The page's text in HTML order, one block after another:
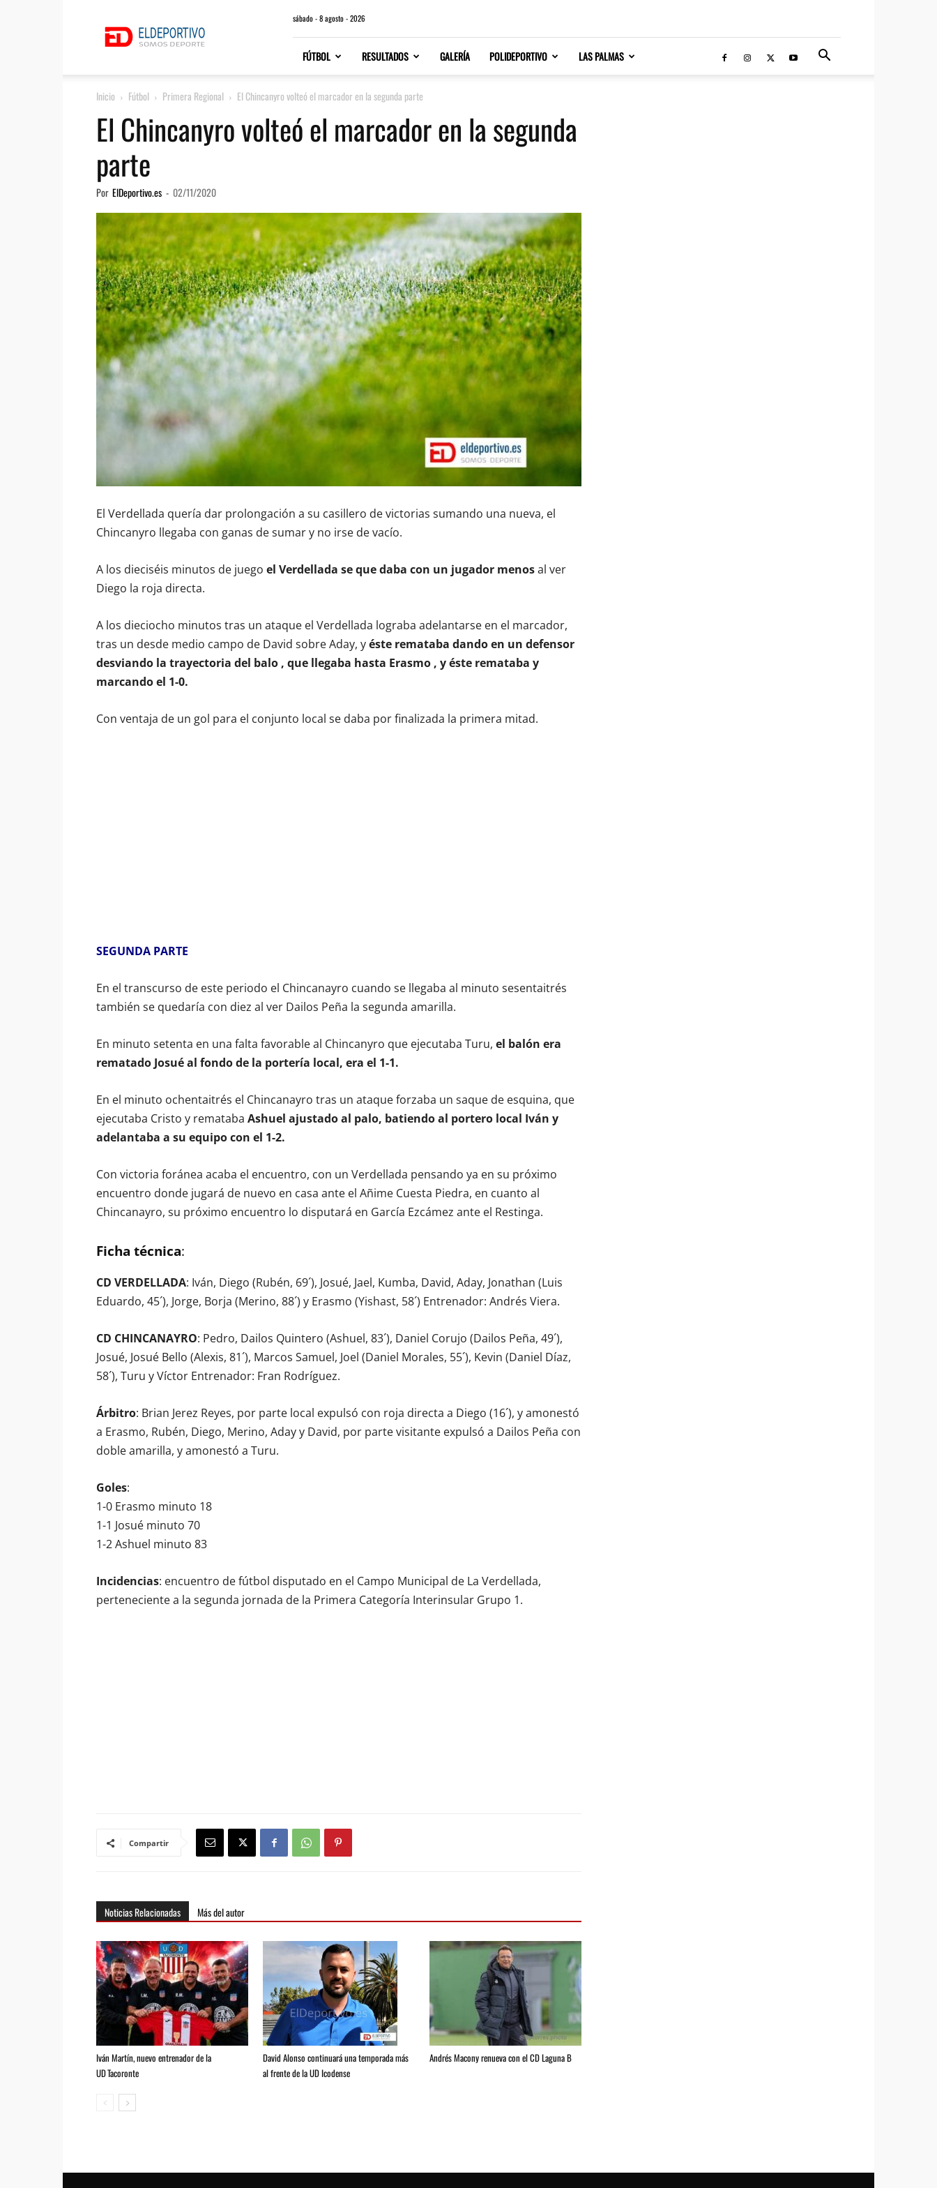
sábado - 8 agosto - 2026
FÚTBOL RESULTADOS GALERÍA POLIDEPORTIVO LAS PALMAS
Inicio Fútbol Primera Regional El Chincanyro volteó el marcador en la segunda parte
El Chincanyro volteó el marcador en la segunda
parte
Por ElDeportivo.es - 02/11/2020
El Verdellada quería dar prolongación a su casillero de victorias sumando una nueva, el
Chincanyro llegaba con ganas de sumar y no irse de vacío.
A los dieciséis minutos de juego el Verdellada se que daba con un jugador menosal ver
Diego la roja directa.
A los dieciocho minutos tras un ataque el Verdellada lograba adelantarse en el marcador,
tras un desde medio campo de David sobre Aday, yéste remataba dando en un defensor
desviando la trayectoria del balo , que llegaba hasta Erasmo , y éste remataba y
marcando el 1-0.
Con ventaja de un gol para el conjunto local se daba por finalizada la primera mitad.
SEGUNDA PARTE
En el transcurso de este periodo el Chincanayro cuando se llegaba al minuto sesentaitrés
también se quedaría con diez al ver Dailos Peña la segunda amarilla.
En minuto setenta en una falta favorable al Chincanyro que ejecutaba Turu, el balón era
rematado Josué al fondo de la portería local, era el 1-1.
En el minuto ochentaitrés el Chincanayro tras un ataque forzaba un saque de esquina, que
ejecutaba Cristo y remataba Ashuel ajustado al palo, batiendo al portero local Iván y
adelantaba a su equipo con el 1-2.
Con victoria foránea acaba el encuentro, con un Verdellada pensando ya en su próximo
encuentro donde jugará de nuevo en casa ante el Añime Cuesta Piedra, en cuanto al
Chincanayro, su próximo encuentro lo disputará en García Ezcámez ante el Restinga.
Ficha técnica:
CD VERDELLADA: Iván, Diego (Rubén, 69´), Josué, Jael, Kumba, David, Aday, Jonathan (Luis
Eduardo, 45´), Jorge, Borja (Merino, 88´) y Erasmo (Yishast, 58´) Entrenador: Andrés Viera.
CD CHINCANAYRO: Pedro, Dailos Quintero (Ashuel, 83´), Daniel Corujo (Dailos Peña, 49´),
Josué, Josué Bello (Alexis, 81´), Marcos Samuel, Joel (Daniel Morales, 55´), Kevin (Daniel Díaz,
58´), Turu y Víctor Entrenador: Fran Rodríguez.
Árbitro: Brian Jerez Reyes, por parte local expulsó con roja directa a Diego (16´), y amonestó
a Erasmo, Rubén, Diego, Merino, Aday y David, por parte visitante expulsó a Dailos Peña con
doble amarilla, y amonestó a Turu.
Goles:
1-0 Erasmo minuto 18
1-1 Josué minuto 70
1-2 Ashuel minuto 83
Incidencias: encuentro de fútbol disputado en el Campo Municipal de La Verdellada,
perteneciente a la segunda jornada de la Primera Categoría Interinsular Grupo 1.
Compartir
Noticias Relacionadas Más del autor
Iván Martín, nuevo entrenador de la
UD Tacoronte
David Alonso continuará una temporada más
al frente de la UD Icodense
Andrés Macony renueva con el CD Laguna B